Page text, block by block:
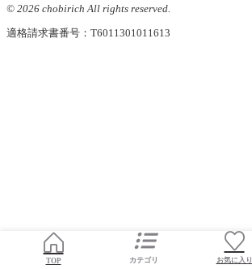
© 2026 chobirich All rights reserved.
適格請求書番号：T6011301011613
TOP お気に入り